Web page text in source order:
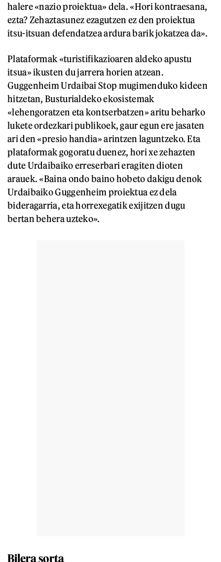
halere «nazio proiektua» dela. «Hori kontraesana,
ezta? Zehaztasunez ezagutzen ez den proiektua
itsu-itsuan defendatzea ardura barik jokatzea da».
Plataformak «turistifikazioaren aldeko apustu
itsua» ikusten du jarrera horien atzean.
Guggenheim Urdaibai Stop mugimenduko kideen
hitzetan, Busturialdeko ekosistemak
«lehengoratzen eta kontserbatzen» aritu beharko
lukete ordezkari publikoek, gaur egun ere jasaten
ari den «presio handia» arintzen laguntzeko. Eta
plataformak gogoratu duenez, hori xe zehazten
dute Urdaibaiko erreserbari eragiten dioten
arauek. «Baina ondo baino hobeto dakigu denok
Urdaibaiko Guggenheim proiektua ez dela
bideragarria, eta horrexegatik exijitzen dugu
bertan behera uzteko».
Bilera sorta